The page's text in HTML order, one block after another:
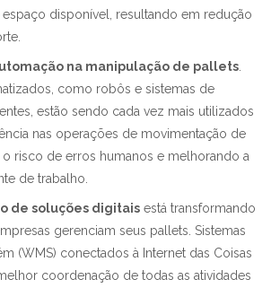
disponível, resultando em redução
na manipulação de pallets
como robôs e sistemas de
estão sendo cada vez mais utilizados
nas operações de movimentação de
risco de erros humanos e melhorando a
de trabalho.
de soluções digitais está transformando
gerenciam seus pallets. Sistemas
(WMS) conectados à Internet das Coisas
coordenação de todas as atividades